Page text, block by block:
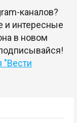
каналов?
интересные
в новом
"Вести